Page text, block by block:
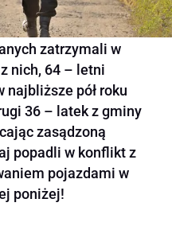
zatrzymali w
nich, 64 – letni
najbliższe pół roku
36 – latek z gminy
zasądzoną
popadli w konflikt z
pojazdami w
poniżej!